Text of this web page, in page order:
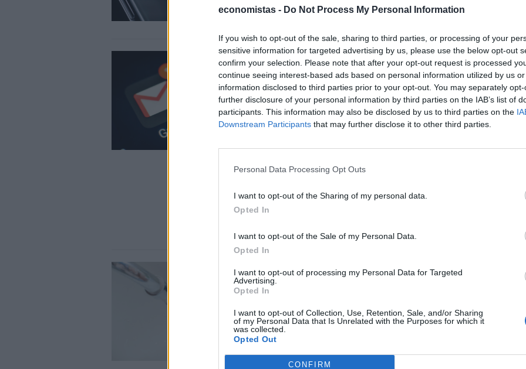
economistas - Do Not Process My Personal Information
If you wish to opt-out of the sale, sharing to third parties, or processing of your
sensitive information for targeted advertising by us, please use the below opt-out
confirm your selection. Please note that after your opt-out request is processed
continue seeing interest-based ads based on personal information utilized by us
information disclosed to third parties prior to your opt-out. You may separately
further disclosure of your personal information by third parties on the IAB’s list of
participants. This information may also be disclosed by us to third parties on the
Downstream Participants that may further disclose it to other third parties.
Personal Data Processing Opt Outs
I want to opt-out of the Sharing of my personal data.
Opted In
I want to opt-out of the Sale of my Personal Data.
Opted In
I want to opt-out of processing my Personal Data for Targeted
Advertising.
Opted In
I want to opt-out of Collection, Use, Retention, Sale, and/or Sharing
of my Personal Data that Is Unrelated with the Purposes for which it
was collected.
Opted Out
CONFIRM
έκδοση του λογισμικού για τα iPhone, το iOS 14.
ΚΟΙΝΩΝΙΑ
Ιατρικές συνταγές μέσω
κινητού -Δοκιμαστική
λειτουργία για την άυλη
συνταγογράφηση
συνταγές στο κινητό τους, χωρίς να χρειάζεται
να τις προσκομίζουν τυπωμένες στον
φαρμακοποιό έχουν από σήμερα οι πολίτες,
εφαρμογή για την άυλη συνταγογράφηση μέσω
NEWSROOM /28 Μαρ 2020
Πώς θα φτιάξετε ένα κινητό
Βράχηκε το κινητό σας; Δεν είστε οι μόνοι. Εχει
συμβεί σχεδόν σε όλους. Ναι, είναι αρκετοί
πνίγεται στο νερό και με απελπισία, στη
συνέχεια προσπαθούν να το σώσουν.
03
e-
04